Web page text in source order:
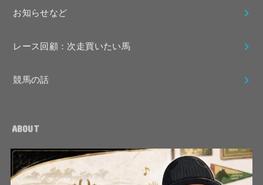
お知らせなど
レース回顧：次走買いたい馬
競馬の話
ABOUT